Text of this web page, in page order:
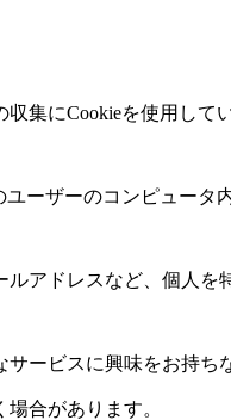
集にCookieを使用して
ーザーのコンピュータ
アドレスなど、個人を
ービスに興味をお持
合があります。